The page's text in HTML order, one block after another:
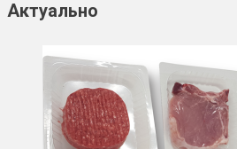
Актуально